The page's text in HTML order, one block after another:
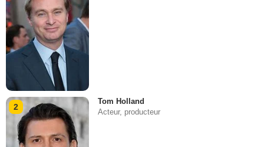
2
Tom Holland
Acteur, producteur